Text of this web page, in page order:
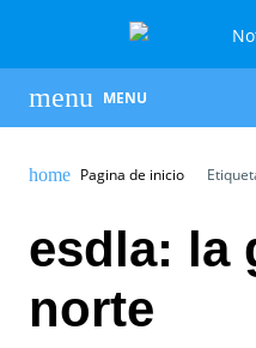
MENU
Pagina de inicio
esdla: la
norte